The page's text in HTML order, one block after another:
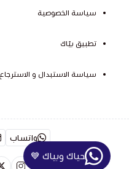
سياسة الخصوصية
تطبيق بيّاك
سياسة الاستبدال و الاسترجاع
واتساب
حياك وبياك 💙